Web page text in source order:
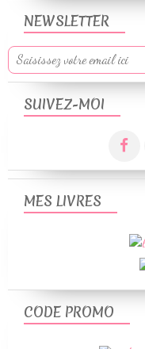
NEWSLETTER
SUIVEZ-MOI
MES LIVRES
CODE PROMO